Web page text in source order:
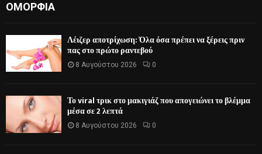
ΟΜΟΡΦΙΆ
Λέιζερ αποτρίχωση: Όλα όσα πρέπει να ξέρεις πριν
πας στο πρώτο ραντεβού
8 Αυγούστου 2026 0
Το viral τρικ στο μακιγιάζ που απογειώνει το βλέμμα
μέσα σε 2 λεπτά
8 Αυγούστου 2026 0